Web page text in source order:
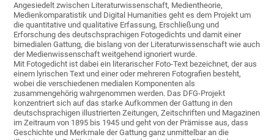
Angesiedelt zwischen Literaturwissenschaft, Medientheorie,
Medienkomparatistik und Digital Humanities geht es dem Projekt um
die quantitative und qualitative Erfassung, Erschließung und
Erforschung des deutschsprachigen Fotogedichts und damit einer
bimedialen Gattung, die bislang von der Literaturwissenschaft wie auch
der Medienwissenschaft weitgehend ignoriert wurde.
Mit Fotogedicht ist dabei ein literarischer Foto-Text bezeichnet, der aus
einem lyrischen Text und einer oder mehreren Fotografien besteht,
wobei die verschiedenen medialen Komponenten als
zusammengehörig wahrgenommen werden. Das DFG-Projekt
konzentriert sich auf das starke Aufkommen der Gattung in den
deutschsprachigen illustrierten Zeitungen, Zeitschriften und Magazinen
im Zeitraum von 1895 bis 1945 und geht von der Prämisse aus, dass
Geschichte und Merkmale der Gattung ganz unmittelbar an die